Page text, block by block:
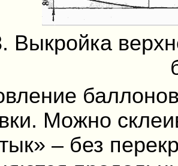
Выкройка
Можно
– без